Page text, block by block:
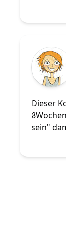
Dieser
sein"